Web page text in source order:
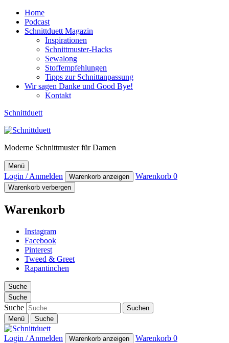
Home
Podcast
Schnittduett Magazin
Inspirationen
Schnittmuster-Hacks
Sewalong
Stoffempfehlungen
Tipps zur Schnittanpassung
Wir sagen Danke und Good Bye!
Kontakt
Schnittduett
Moderne Schnittmuster für Damen
Menü
Login / Anmelden Warenkorb anzeigen Warenkorb 0
Warenkorb verbergen
Warenkorb
Instagram
Facebook
Pinterest
Tweed & Greet
Rapantinchen
Suche
Suche
Suche
Menü Suche
Login / Anmelden Warenkorb anzeigen Warenkorb 0